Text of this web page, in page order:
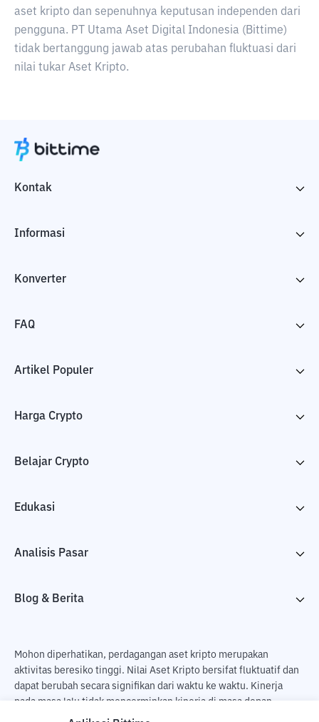
aset kripto dan sepenuhnya keputusan independen dari
pengguna. PT Utama Aset Digital Indonesia (Bittime)
tidak bertanggung jawab atas perubahan fluktuasi dari
nilai tukar Aset Kripto.
Kontak
Informasi
Konverter
FAQ
Artikel Populer
Harga Crypto
Belajar Crypto
Edukasi
Analisis Pasar
Blog & Berita
Mohon diperhatikan, perdagangan aset kripto merupakan
aktivitas beresiko tinggi. Nilai Aset Kripto bersifat fluktuatif dan
dapat berubah secara signifikan dari waktu ke waktu. Kinerja
pada masa lalu tidak mencerminkan kinerja di masa depan.
Terdapat risiko kehilangan sebagai dampak dari membeli dan